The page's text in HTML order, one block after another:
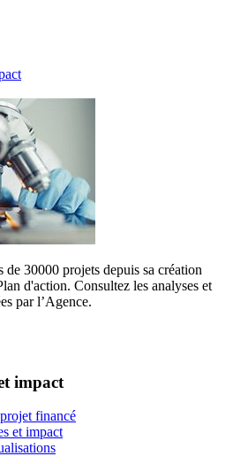
30000 projets depuis sa création
d'action. Consultez les analyses et
par l’Agence.
impact
financé
et impact